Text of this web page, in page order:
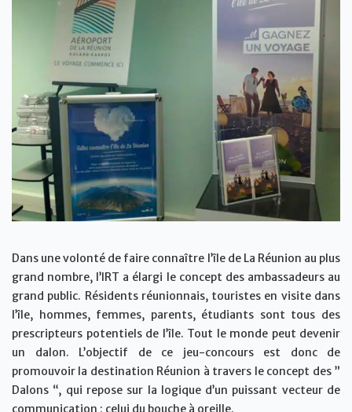
Dans une volonté de faire connaître l’île de La Réunion au plus
grand nombre, l’IRT a élargi le concept des ambassadeurs au
grand public. Résidents réunionnais, touristes en visite dans
l’île, hommes, femmes, parents, étudiants sont tous des
prescripteurs potentiels de l’île. Tout le monde peut devenir
un dalon. L’objectif de ce jeu-concours est donc de
promouvoir la destination Réunion à travers le concept des ”
Dalons “, qui repose sur la logique d’un puissant vecteur de
communication : celui du bouche à oreille.